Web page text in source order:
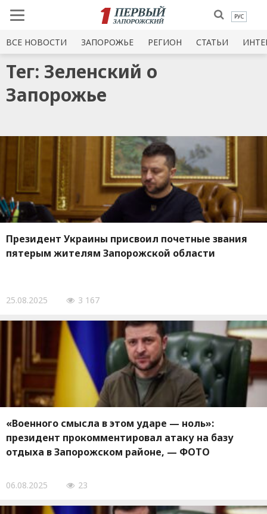
РУС
ВСЕ НОВОСТИ ЗАПОРОЖЬЕ РЕГИОН СТАТЬИ
Тег: Зеленский о
Запорожье
Президент Украины присвоил почетные звания
пятерым жителям Запорожской области
25.08.2025 3 167
«Военного смысла в этом ударе — ноль»:
президент прокомментировал атаку на базу
отдыха в Запорожском районе, — ФОТО
06.08.2025 23